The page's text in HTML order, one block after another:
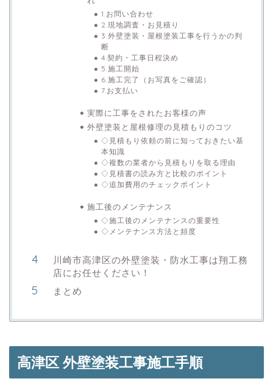
1.お問い合わせ
2.現地調査・お見積り
3.外壁塗装・屋根塗装工事を行うかの判
断
4.契約・工事日程決め
5.施工開始
6.施工完了（お写真をご確認）
7.お支払い
実際に工事をされたお客様の声
外壁塗装と屋根修理の見積もりのコツ
◇見積もり依頼の前に知っておきたい基
本知識
◇複数の業者から見積もりを取る理由
◇見積書の読み方と比較のポイント
◇追加費用のチェックポイント
施工後のメンテナンス
◇施工後のメンテナンスの重要性
◇メンテナンス方法と頻度
川崎市高津区の外壁塗装・防水工事は翔工務
店にお任せください！
まとめ
高津区 外壁塗装工事施工手順